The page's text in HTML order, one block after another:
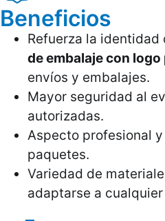
Beneficios
Refuerza la identidad
de embalaje con
envíos y embalajes.
Mayor seguridad al
autorizadas.
Aspecto profesional
paquetes.
Variedad de
adaptarse a